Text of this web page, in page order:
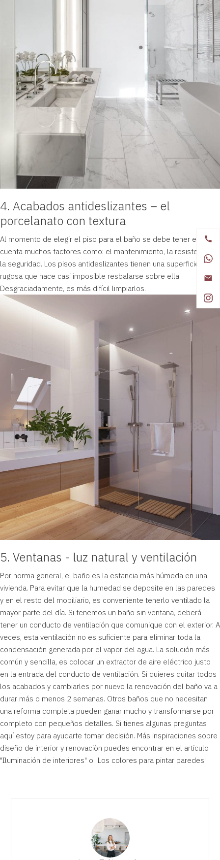
4. Acabados antideslizantes – el
porcelanato con textura
Al momento de elegir el piso para el baño se debe tener en
cuenta muchos factores como: el mantenimiento, la resistencia y
la seguridad. Los pisos antideslizantes tienen una superficie
rugosa que hace casi imposible resbalarse sobre ella.
Desgraciadamente, es más difícil limpiarlos.
5. Ventanas - luz natural y ventilación
Por norma general, el baño es la estancia más húmeda en una
vivienda. Para evitar que la humedad se deposite en las paredes
y en el resto del mobiliario, es conveniente tenerlo ventilado la
mayor parte del día. Si tenemos un baño sin ventana, deberá
tener un conducto de ventilación que comunique con el exterior. A
veces, esta ventilación no es suficiente para eliminar toda la
condensación generada por el vapor del agua. La solución más
común y sencilla, es colocar un extractor de aire eléctrico justo
en la entrada del conducto de ventilación. Si quieres quitar todos
los acabados y cambiarles por nuevo la renovación del baño va a
durar más o menos 2 semanas. Otros baños que no necesitan
una reforma completa pueden ganar mucho y transformarse por
completo con pequeños detalles. Si tienes algunas preguntas
aquí estoy para ayudarte tomar decisión. Más inspiraciones sobre
diseño de interior y renovaciòn puedes encontrar en el artículo
"Iluminación de interiores" o "Los colores para pintar paredes".